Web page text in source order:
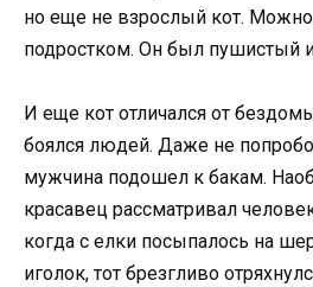
но еще не взрослый кот. Можно
подростком. Он был пушистый
И еще кот отличался от
боялся людей. Даже не
мужчина подошел к бакам.
красавец рассматривал
когда с елки посыпалось на
иголок, тот брезгливо